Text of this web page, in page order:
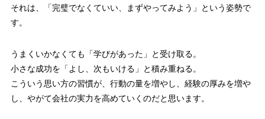
それは、「完璧でなくていい、まずやってみよう」という姿勢で
す。
うまくいかなくても「学びがあった」と受け取る。
小さな成功を「よし、次もいける」と積み重ねる。
こういう思い方の習慣が、行動の量を増やし、経験の厚みを増や
し、やがて会社の実力を高めていくのだと思います。